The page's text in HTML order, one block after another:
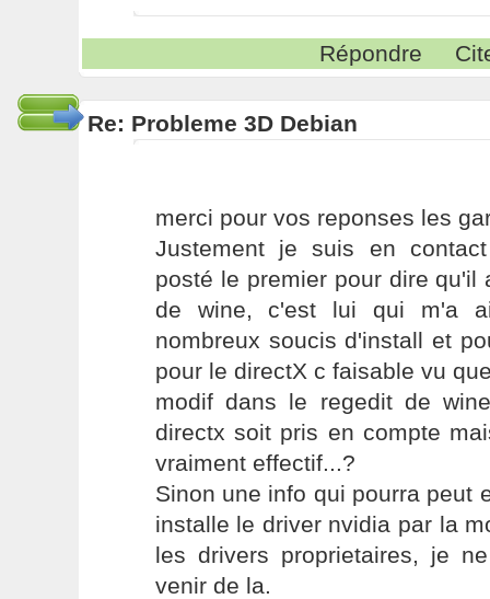
Répondre
Re: Probleme 3D Debian
merci pour vos reponses les
Justement je suis en
posté le premier pour dire qu'il
de wine, c'est lui qui m'a
nombreux soucis d'install et
pour le directX c faisable vu
modif dans le regedit de
directx soit pris en compte
vraiment effectif...?
Sinon une info qui pourra peut
installe le driver nvidia par la
les drivers proprietaires, je
venir de la.